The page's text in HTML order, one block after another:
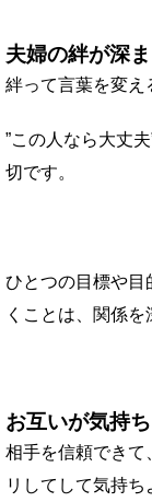
夫婦の絆が深
絆って言葉を変え
”この人なら大丈
切です。
ひとつの目標や目
くことは、関係を
お互いが気持
相手を信頼できて
リしてして気持ち